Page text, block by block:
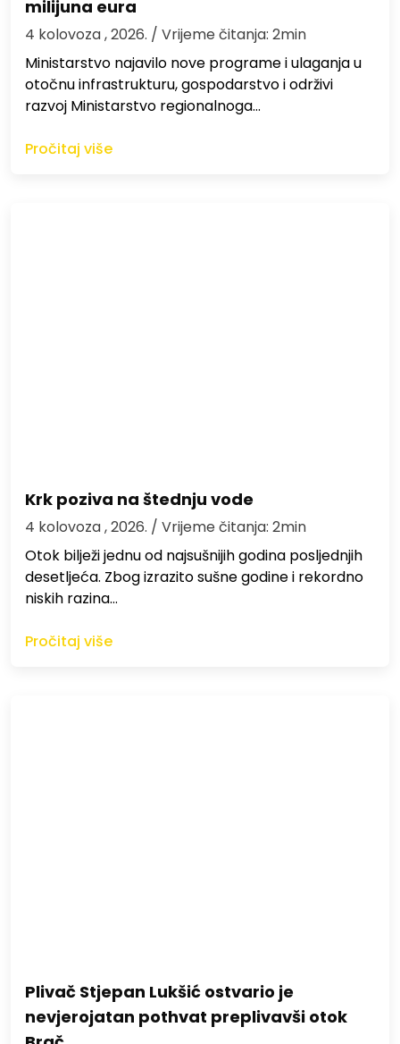
milijuna eura
4 kolovoza , 2026. / Vrijeme čitanja: 2min
Ministarstvo najavilo nove programe i ulaganja u
otočnu infrastrukturu, gospodarstvo i održivi
razvoj Ministarstvo regionalnoga…
Pročitaj više
Krk poziva na štednju vode
4 kolovoza , 2026. / Vrijeme čitanja: 2min
Otok bilježi jednu od najsušnijih godina posljednjih
desetljeća. Zbog izrazito sušne godine i rekordno
niskih razina…
Pročitaj više
Plivač Stjepan Lukšić ostvario je
nevjerojatan pothvat preplivavši otok